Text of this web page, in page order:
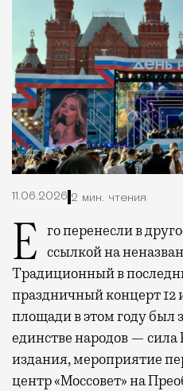
11.06.2026 2 мин. чтения
Его перенесли в
ссылкой на
Традиционный в
праздничный концерт 12
площади в этом году был
единстве народов —
издания, мероприятие
центр «Моссовет» на